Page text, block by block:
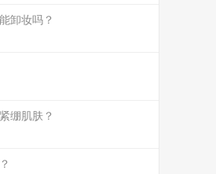
卸妆吗？
绷肌肤？